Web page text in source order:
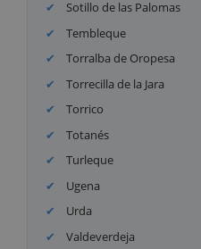
Sotillo de las Palomas
Tembleque
Torralba de Oropesa
Torrecilla de la Jara
Torrico
Totanés
Turleque
Ugena
Urda
Valdeverdeja